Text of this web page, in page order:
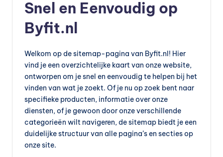
o
d
in
o
Snel en Eenvoudig op
Byfit.nl
Welkom op de sitemap-pagina van Byfit.nl! Hier
vind je een overzichtelijke kaart van onze website,
ontworpen om je snel en eenvoudig te helpen bij het
vinden van wat je zoekt. Of je nu op zoek bent naar
specifieke producten, informatie over onze
diensten, of je gewoon door onze verschillende
categorieën wilt navigeren, de sitemap biedt je een
duidelijke structuur van alle pagina’s en secties op
onze site.